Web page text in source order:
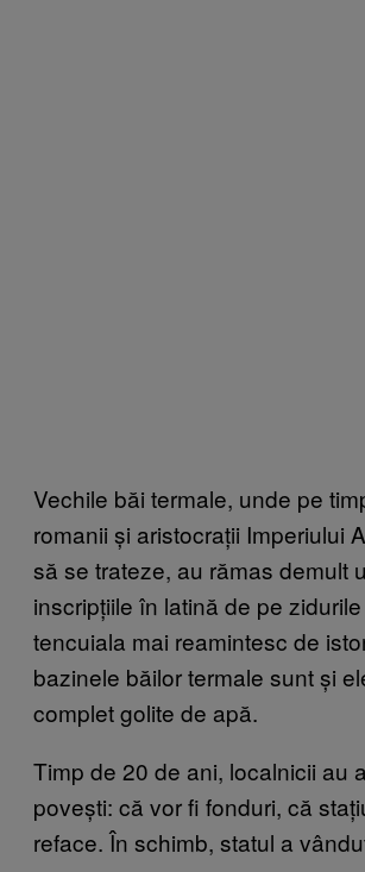
Vechile băi termale, unde pe
romanii și aristocrații Imperiului
să se trateze, au rămas demult
inscripțiile în latină de pe
tencuiala mai reamintesc de
bazinele băilor termale sunt și
complet golite de apă.
Timp de 20 de ani, localnicii au
povești: că vor fi fonduri, că
reface. În schimb, statul a